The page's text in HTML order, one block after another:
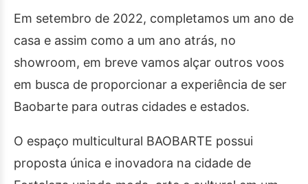
Em setembro de 2022, completamos um ano de
casa e assim como a um ano atrás, no
showroom, em breve vamos alçar outros voos
em busca de proporcionar a experiência de ser
Baobarte para outras cidades e estados.
O espaço multicultural BAOBARTE possui
proposta única e inovadora na cidade de